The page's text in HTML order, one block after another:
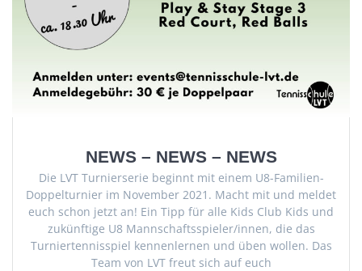
NEWS – NEWS – NEWS
Die LVT Turnierserie beginnt mit einem U8-Familien-
Doppelturnier im November 2021. Macht mit und meldet
euch schon jetzt an! Ein Tipp für alle Kids Club Kids und
zukünftige U8 Mannschaftsspieler/innen, die das
Turniertennisspiel kennenlernen und üben wollen. Das
Team von LVT freut sich auf euch